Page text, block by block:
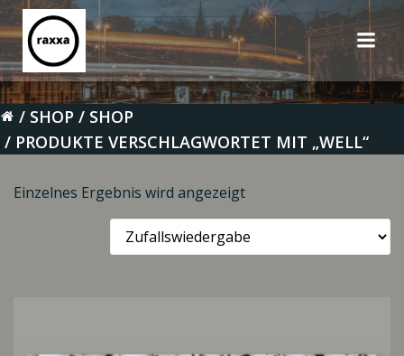
Zum
Inhalt
springen
SHOP
SHOP
PRODUKTE VERSCHLAGWORTET MIT „WELL“
Einzelnes Ergebnis wird angezeigt